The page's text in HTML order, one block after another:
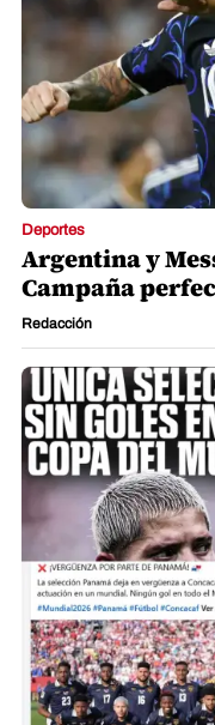
Deportes
Argentina y
Campaña
Redacción